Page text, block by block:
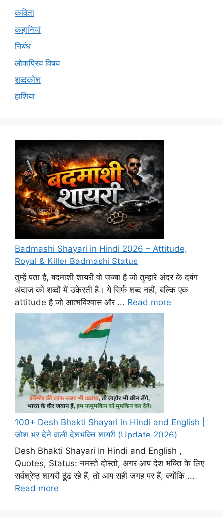
कविता
कहानियां
निबंध
लोकप्रिय विषय
शब्दकोश
हाशिया
Badmashi Shayari in Hindi 2026 – Attitude,
Royal & Killer Badmashi Status
तुम्हें पता है, बदमाशी शायरी वो जज्बा है जो तुम्हारे अंदर के दबंग
अंदाज को शब्दों में उकेरती है। ये सिर्फ शब्द नहीं, बल्कि एक
attitude है जो आत्मविश्वास और ... Read more
100+ Desh Bhakti Shayari in Hindi and English |
जोश भर देने वाली देशभक्ति शायरी (Update 2026)
Desh Bhakti Shayari In Hindi and English ,
Quotes, Status: नमस्ते दोस्तो, अगर आप देश भक्ति के लिए
सर्वश्रेष्ठ शायरी ढूंढ रहे हैं, तो आप सही जगह पर हैं, क्योंकि ...
Read more